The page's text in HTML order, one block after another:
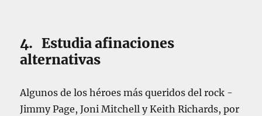
4. Estudia afinaciones
alternativas
Algunos de los héroes más queridos del rock -
Jimmy Page, Joni Mitchell y Keith Richards, por